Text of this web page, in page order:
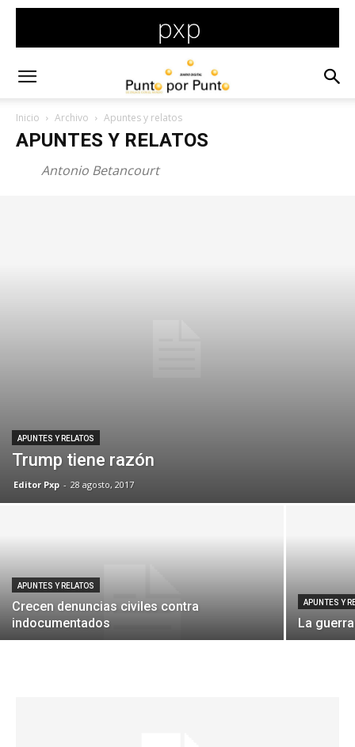
Inicio Archivo Apuntes y relatos
APUNTES Y RELATOS
Antonio Betancourt
APUNTES Y RELATOS
Trump tiene razón
Editor Pxp - 28 agosto, 2017
APUNTES Y RELATOS
Crecen denuncias civiles contra
indocumentados
APUNTES Y
La